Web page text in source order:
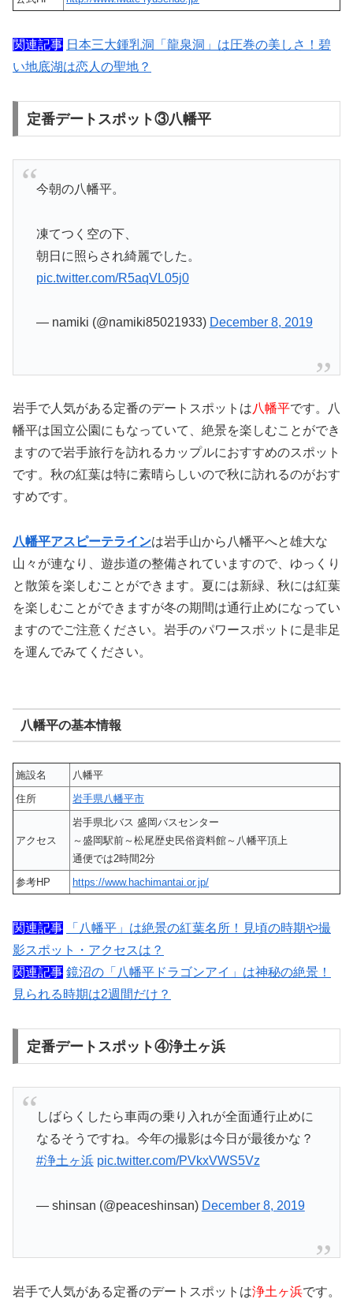
関連記事 日本三大鍾乳洞「龍泉洞」は圧巻の美しさ！碧
い地底湖は恋人の聖地？
定番デートスポット③八幡平
今朝の八幡平。
凍てつく空の下、
朝日に照らされ綺麗でした。
pic.twitter.com/R5aqVL05j0
— namiki (@namiki85021933) December 8, 2019
岩手で人気がある定番のデートスポットは八幡平です。八
幡平は国立公園にもなっていて、絶景を楽しむことができ
ますので岩手旅行を訪れるカップルにおすすめのスポット
です。秋の紅葉は特に素晴らしいので秋に訪れるのがおす
すめです。
八幡平アスピーテラインは岩手山から八幡平へと雄大な
山々が連なり、遊歩道の整備されていますので、ゆっくり
と散策を楽しむことができます。夏には新緑、秋には紅葉
を楽しむことができますが冬の期間は通行止めになってい
ますのでご注意ください。岩手のパワースポットに是非足
を運んでみてください。
八幡平の基本情報
施設名
八幡平
住所
岩手県八幡平市
アクセス
岩手県北バス 盛岡バスセンター
～盛岡駅前～松尾歴史民俗資料館～八幡平頂上
通便では2時間2分
参考HP
https://www.hachimantai.or.jp/
関連記事
「八幡平」は絶景の紅葉名所！見頃の時期や撮
影スポット・アクセスは？
関連記事 鏡沼の「八幡平ドラゴンアイ」は神秘の絶景！
見られる時期は2週間だけ？
定番デートスポット④浄土ヶ浜
しばらくしたら車両の乗り入れが全面通行止めに
なるそうですね。今年の撮影は今日が最後かな？
#浄土ヶ浜 pic.twitter.com/PVkxVWS5Vz
— shinsan (@peaceshinsan) December 8, 2019
岩手で人気がある定番のデートスポットは浄土ヶ浜です。